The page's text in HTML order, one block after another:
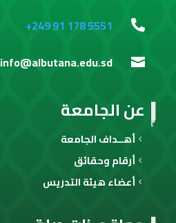
عن الجامعة
أهــداف الجامعة
أرقام وحقائق
أعضاء هيئة التدريس

+249 91 178 5551

info@albutana.edu.sd